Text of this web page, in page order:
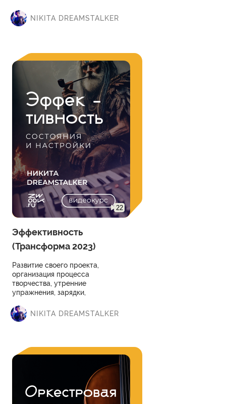
NIKITA DREAMSTALKER
22
Эффективность
(Трансформа 2023)
Развитие своего проекта,
организация процесса
творчества, утренние
упражнения, зарядки,
и использование благоприятных
возможностей для развития своей
NIKITA DREAMSTALKER